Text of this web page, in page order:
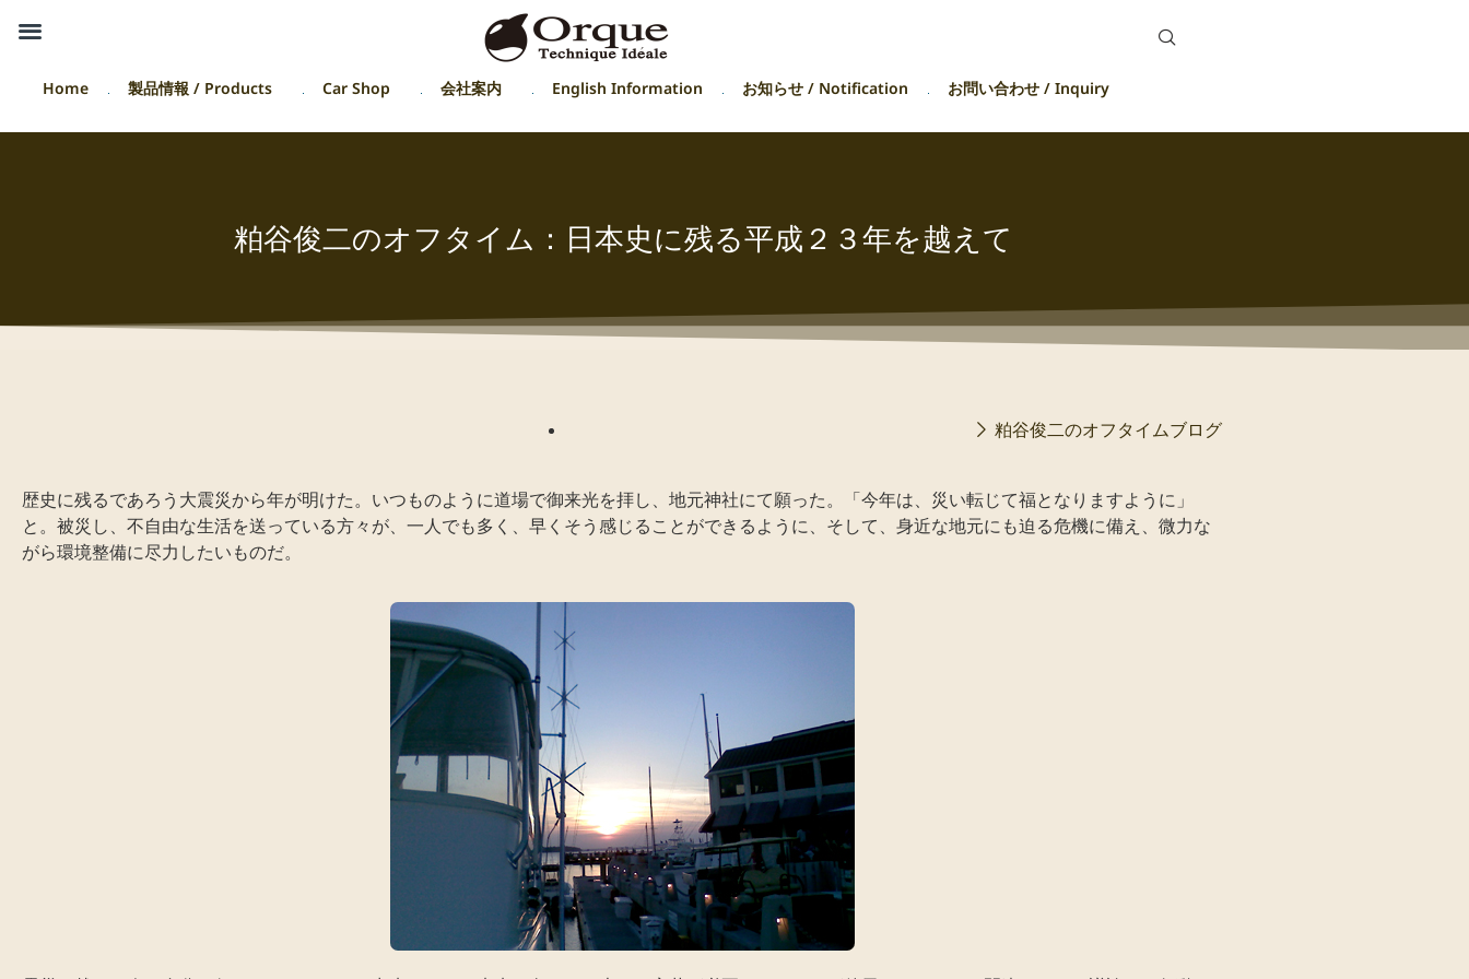
Home 製品情報 / Products Car Shop 会社案内 English Information お知らせ / Notification お問い合わせ / Inquiry
粕谷俊二のオフタイム：日本史に残る平成２３年を越えて
粕谷俊二のオフタイムブログ
歴史に残るであろう大震災から年が明けた。いつものように道場で御来光を拝し、地元神社にて願った。「今年は、災い転じて福となりますように」
と。被災し、不自由な生活を送っている方々が、一人でも多く、早くそう感じることができるように、そして、身近な地元にも迫る危機に備え、微力な
がら環境整備に尽力したいものだ。